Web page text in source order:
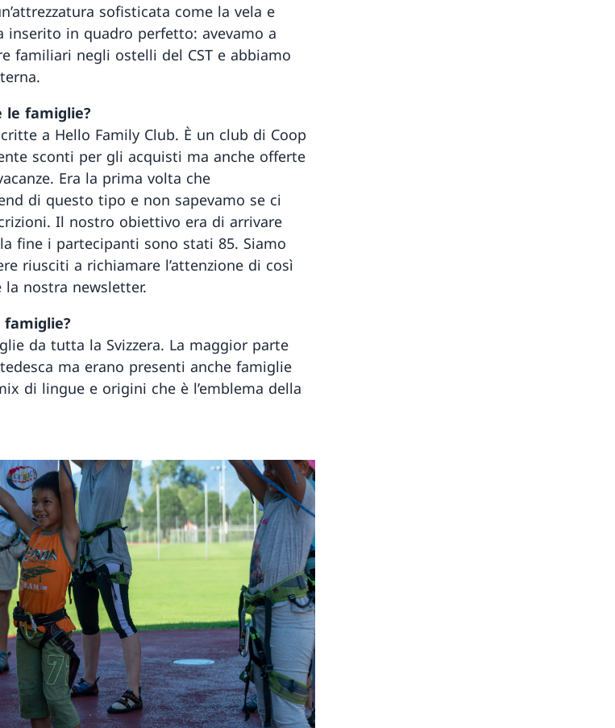
sofisticata come la vela e
inserito in quadro perfetto: avevamo a
familiari negli ostelli del CST e abbiamo
le famiglie?
a Hello Family Club. È un club di Coop
sconti per gli acquisti ma anche offerte
Era la prima volta che
di questo tipo e non sapevamo se ci
Il nostro obiettivo era di arrivare
fine i partecipanti sono stati 85. Siamo
riusciti a richiamare l’attenzione di così
nostra newsletter.
famiglie?
da tutta la Svizzera. La maggior parte
ma erano presenti anche famiglie
di lingue e origini che è l’emblema della